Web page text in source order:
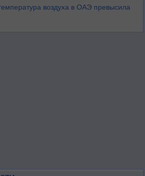
воздуха в ОАЭ превысила